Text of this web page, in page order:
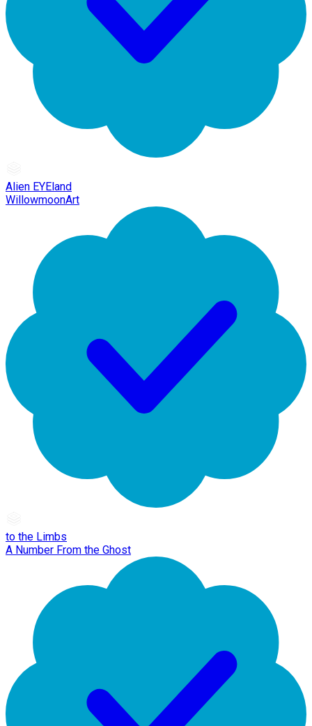
Alien EYEland
WillowmoonArt
to the Limbs
A Number From the Ghost